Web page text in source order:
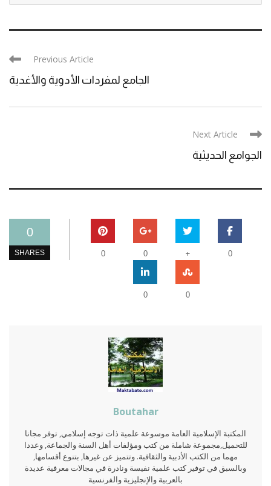
Previous Article
الجامع لمفردات الأدوية والأغدية
Next Article
الجوامع الحديثية
0
SHARES 0
+
0
0
0
0
Boutahar
المكتبة الإسلامية العامة موسوعة علمية ذات توجه إسلامي, توفر مجانا
للتحميل,مجموعة شاملة من كتب ومؤلفات أهل السنة والجماعة, وعددا
مهما من الكتب الأدبية والثقافية. وتتميز عن غيرها, بتنوع أقسامها,
وبالسبق في توفير كتب علمية نفيسة ونادرة في مجالات معرفية عديدة
بالعربية والإنجليزية والفرنسية